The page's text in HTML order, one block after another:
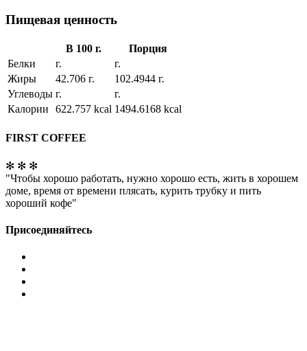
Пищевая ценность
В 100 г.
Порция
Белки
г.
г.
Жиры
42.706 г.
102.4944 г.
Углеводы г.
г.
Калории
622.757 kcal 1494.6168 kcal
FIRST COFFEE
✻ ✻ ✻
"Чтобы хорошо работать, нужно хорошо есть, жить в хорошем
доме, время от времени плясать, курить трубку и пить
хороший кофе"
Присоединяйтесь